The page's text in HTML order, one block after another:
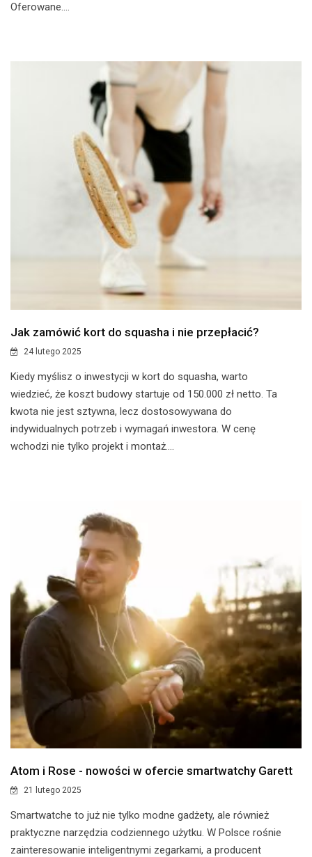
Oferowane....
Jak zamówić kort do squasha i nie przepłacić?
24 lutego 2025
Kiedy myślisz o inwestycji w kort do squasha, warto
wiedzieć, że koszt budowy startuje od 150.000 zł netto. Ta
kwota nie jest sztywna, lecz dostosowywana do
indywidualnych potrzeb i wymagań inwestora. W cenę
wchodzi nie tylko projekt i montaż....
Atom i Rose - nowości w ofercie smartwatchy Garett
21 lutego 2025
​Smartwatche to już nie tylko modne gadżety, ale również
praktyczne narzędzia codziennego użytku. W Polsce rośnie
zainteresowanie inteligentnymi zegarkami, a producent